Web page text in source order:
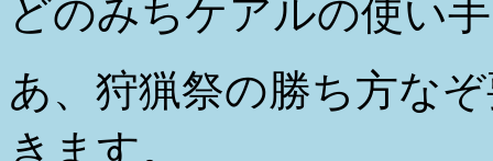
どのみちケアルの使い
あ、狩猟祭の勝ち方な
きます。